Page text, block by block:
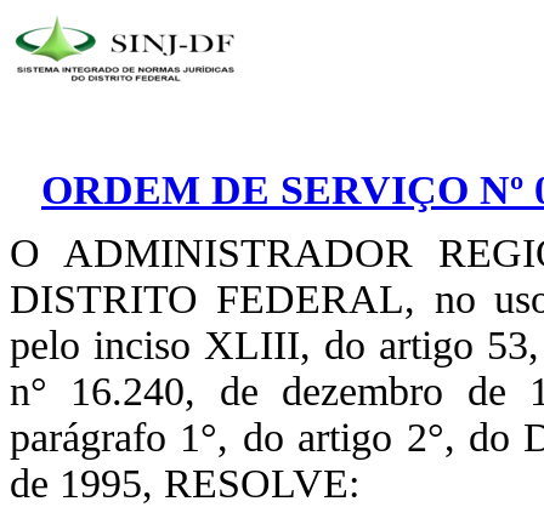
ORDEM DE SERVIÇO Nº
O ADMINISTRADOR
DISTRITO FEDERAL, no
pelo inciso XLIII, do artigo 53,
n° 16.240, de dezembro de
parágrafo 1°, do artigo 2°, do
de 1995, RESOLVE: